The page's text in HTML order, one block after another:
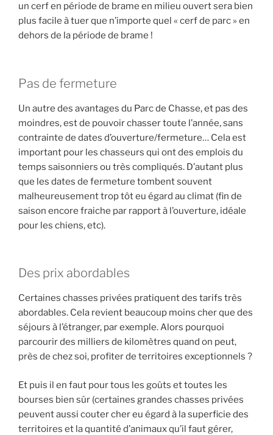
un cerf en période de brame en milieu ouvert sera bien
plus facile à tuer que n’importe quel « cerf de parc » en
dehors de la période de brame !
Pas de fermeture
Un autre des avantages du Parc de Chasse, et pas des
moindres, est de pouvoir chasser toute l’année, sans
contrainte de dates d’ouverture/fermeture… Cela est
important pour les chasseurs qui ont des emplois du
temps saisonniers ou très compliqués. D’autant plus
que les dates de fermeture tombent souvent
malheureusement trop tôt eu égard au climat (fin de
saison encore fraiche par rapport à l’ouverture, idéale
pour les chiens, etc).
Des prix abordables
Certaines chasses privées pratiquent des tarifs très
abordables. Cela revient beaucoup moins cher que des
séjours à l’étranger, par exemple. Alors pourquoi
parcourir des milliers de kilomètres quand on peut,
près de chez soi, profiter de territoires exceptionnels ?
Et puis il en faut pour tous les goûts et toutes les
bourses bien sûr (certaines grandes chasses privées
peuvent aussi couter cher eu égard à la superficie des
territoires et la quantité d’animaux qu’il faut gérer,